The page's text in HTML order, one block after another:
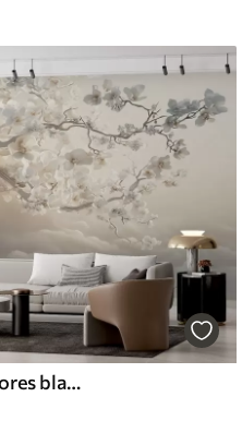
Un árbol encantador con flores blancas contra el fondo de nubes en un estilo interesante en delicados colores cálidos